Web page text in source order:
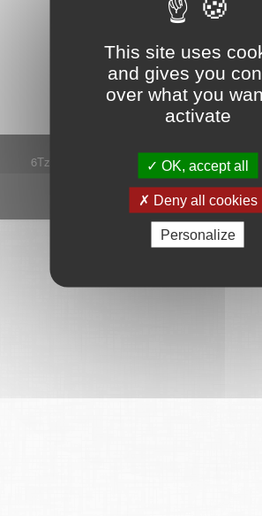
This site uses
and gives you
over what you
activate
OK, accept all
Deny all cookies
Personalize
Mot de passe oublié ? Je
Connexion
6Tzen ©2015 - Tous droits réservés
Plan du site
FAQ
Ce service est proposé par